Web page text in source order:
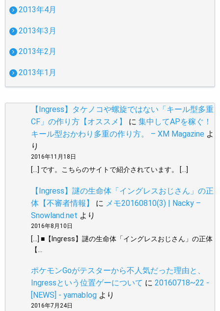
2013年4月
2013年3月
2013年2月
2013年1月
【Ingress】タケノコや螺旋ではない「キール型多重
CF」の作り方【オススメ】
に 集中してAPを稼ぐ！
キール型おかわり多重の作り方。 – XM Magazine よ
り
2016年11月18日
[…] です。こちらのサイトで紹介されています。 […]
【Ingress】謎の生命体「イングレスおじさん」の正
体【不審者情報】
に メモ20160810(3) | Nacky –
Snowland.net より
2016年8月10日
[…] ■【Ingress】謎の生命体「イングレスおじさん」の正体
【…
ポケモンGoがテスターから不人気だった理由と、
Ingressという位置ゲーについて に 20160718~22 -
[NEWS] - yamablog より
2016年7月24日